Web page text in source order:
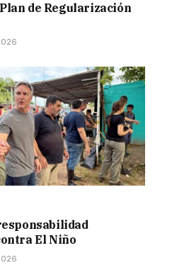
de Regularización
El Niño